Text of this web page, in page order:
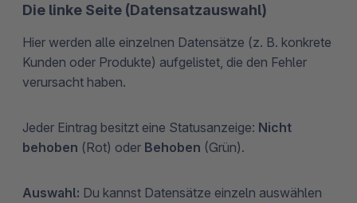
Die linke Seite (Datensatzauswahl)
Hier werden alle einzelnen Datensätze (z. B. konkrete
Kunden oder Produkte) aufgelistet, die den Fehler
verursacht haben.
Jeder Eintrag besitzt eine Statusanzeige: Nicht
behoben (Rot) oder Behoben (Grün).
Auswahl: Du kannst Datensätze einzeln auswählen